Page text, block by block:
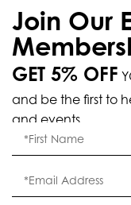
Join Our
GET 5% OFF
and be the first to
and events.